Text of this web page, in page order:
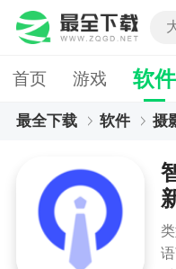
首页 游戏 软件
最全下载 软件 摄
智能电子证件照相机